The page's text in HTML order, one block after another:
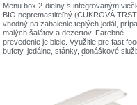
Menu box 2-dielny s integrovaným
BIO nepremastiteľný (CUKROVÁ
vhodný na zabalenie teplých jedál,
malých šalátov a dezertov. Farebné
prevedenie je biele. Využitie pre fast
bufety, jedálne, stánky, donáškové
priemer 20 - 45 mm, ktoré dosahujú
až 5 m a majú vysoký obsah celulózy.